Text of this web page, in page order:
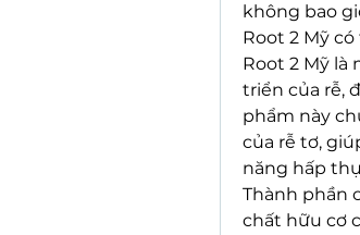
không bao
Root 2 Mỹ
Root 2 Mỹ
triển của rễ,
phẩm này
của rễ tơ,
năng hấp
Thành phần
chất hữu cơ